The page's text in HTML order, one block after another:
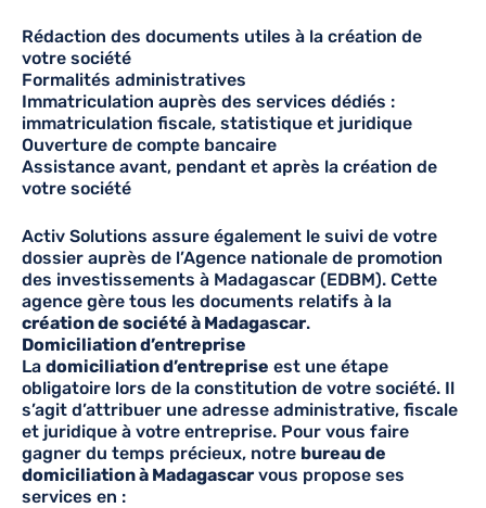
Rédaction des documents utiles à la création de
votre société
Formalités administratives
Immatriculation auprès des services dédiés :
immatriculation fiscale, statistique et juridique
Ouverture de compte bancaire
Assistance avant, pendant et après la création de
votre société
Activ Solutions assure également le suivi de votre
dossier auprès de l’Agence nationale de promotion
des investissements à Madagascar (EDBM). Cette
agence gère tous les documents relatifs à la
création de société à Madagascar.
Domiciliation d’entreprise
La domiciliation d’entreprise est une étape
obligatoire lors de la constitution de votre société. Il
s’agit d’attribuer une adresse administrative, fiscale
et juridique à votre entreprise. Pour vous faire
gagner du temps précieux, notre bureau de
domiciliation à Madagascar vous propose ses
services en :